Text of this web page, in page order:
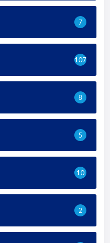
7
107
8
5
10
2